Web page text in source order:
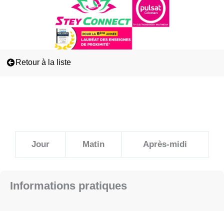
Retour à la liste
Jour Matin Après-midi
Informations pratiques